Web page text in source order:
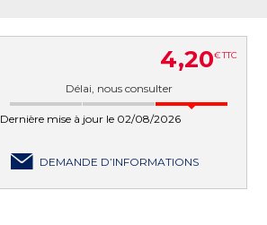
4,20€TTC
Délai, nous consulter
Dernière mise à jour le 02/08/2026
DEMANDE D’INFORMATIONS